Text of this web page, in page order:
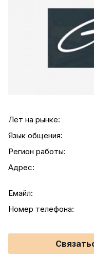
Лет на рынке:
Язык общения:
Регион работы:
Адрес:
Емайл:
Номер телефона: